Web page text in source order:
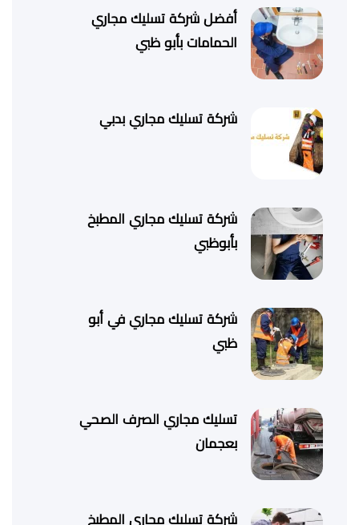
أفضل شركة تسليك مجاري
الحمامات بأبو ظبي
شركة تسليك مجاري بدبي
شركة تسليك مجاري المطبخ
بأبوظبي
شركة تسليك مجاري في أبو
ظبي
تسليك مجاري الصرف الصحي
بعجمان
شركة تسليك مجاري المطبخ